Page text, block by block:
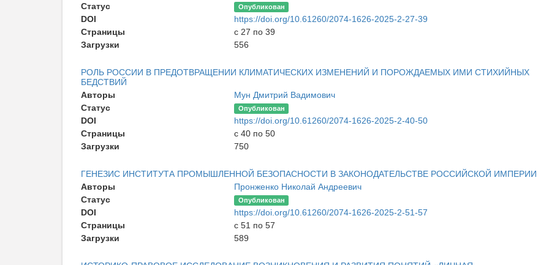
Статус
Опубликован
DOI
https://doi.org/10.61260/2074-1626-2025-2-27-39
Страницы
с 27 по 39
Загрузки
556
РОЛЬ РОССИИ В ПРЕДОТВРАЩЕНИИ КЛИМАТИЧЕСКИХ ИЗМЕНЕНИЙ И ПОРОЖДАЕМЫХ ИМИ СТИХИЙНЫХ
БЕДСТВИЙ
Авторы
Мун Дмитрий Вадимович
Статус
Опубликован
DOI
https://doi.org/10.61260/2074-1626-2025-2-40-50
Страницы
с 40 по 50
Загрузки
750
ГЕНЕЗИС ИНСТИТУТА ПРОМЫШЛЕННОЙ БЕЗОПАСНОСТИ В ЗАКОНОДАТЕЛЬСТВЕ РОССИЙСКОЙ ИМПЕРИИ
Авторы
Пронженко Николай Андреевич
Статус
Опубликован
DOI
https://doi.org/10.61260/2074-1626-2025-2-51-57
Страницы
с 51 по 57
Загрузки
589